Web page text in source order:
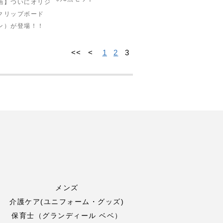
】ついにオリジ
リップボード
）が登場！！
<< < 1 2 3
メンズ
介護ケア(ユニフォーム・グッズ)
保育士（グランディール ベベ）